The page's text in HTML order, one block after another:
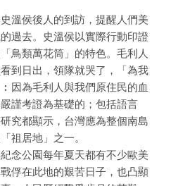
溫侯後人的到訪，提醒人們美
過去。史溫侯以實際行動印證
鳥類萬花筒」的特色。毛利人
到日出，領隊就哭了，「為我
因為毛利人與我們原住民的血
謹考證為基礎的；包括語言
究都顯示，台灣應為整個南島
祖居地」之一。
念公園每年夏天都有不少歐美
俘在此地的艱苦日子，也凸顯